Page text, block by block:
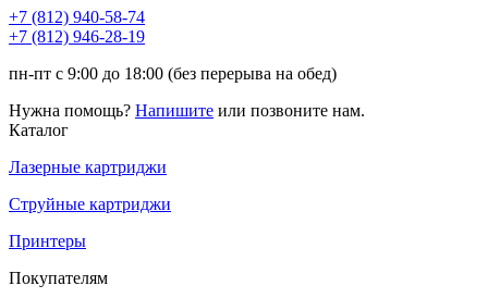
+7 (812) 940-58-74
+7 (812) 946-28-19
пн-пт с 9:00 до 18:00 (без перерыва на обед)
Нужна помощь? Напишите или позвоните нам.
Каталог
Лазерные картриджи
Струйные картриджи
Принтеры
Покупателям